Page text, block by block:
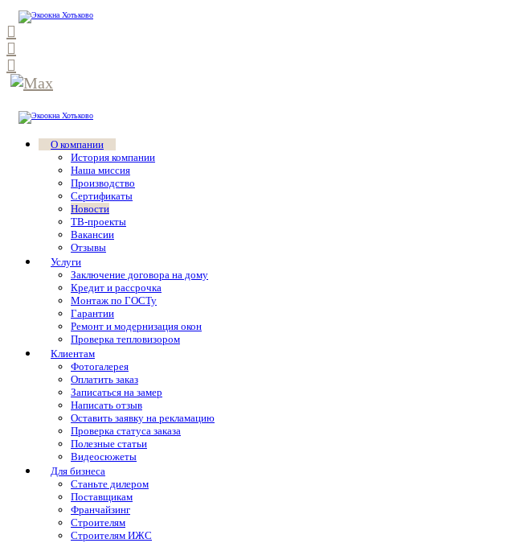
О компании
История компании
Наша миссия
Производство
Сертификаты
Новости
ТВ-проекты
Вакансии
Отзывы
Услуги
Заключение договора на дому
Кредит и рассрочка
Монтаж по ГОСТу
Гарантии
Ремонт и модернизация окон
Проверка тепловизором
Клиентам
Фотогалерея
Оплатить заказ
Записаться на замер
Написать отзыв
Оставить заявку на рекламацию
Проверка статуса заказа
Полезные статьи
Видеосюжеты
Для бизнеса
Станьте дилером
Поставщикам
Франчайзинг
Строителям
Строителям ИЖС